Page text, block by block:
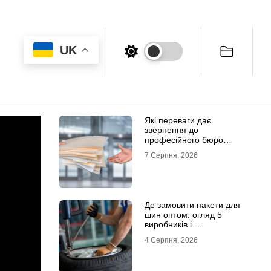
UK
Які переваги дає
звернення до
професійного бюро
7 Серпня, 2026
Де замовити пакети для
шин оптом: огляд 5
виробників і
4 Серпня, 2026